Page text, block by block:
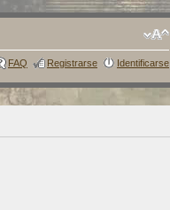
FAQ Registrarse Identificarse